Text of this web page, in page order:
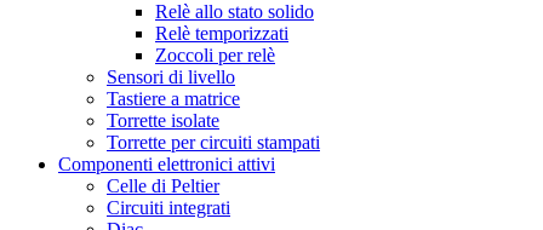
Relè allo stato solido
Relè temporizzati
Zoccoli per relè
Sensori di livello
Tastiere a matrice
Torrette isolate
Torrette per circuiti stampati
Componenti elettronici attivi
Celle di Peltier
Circuiti integrati